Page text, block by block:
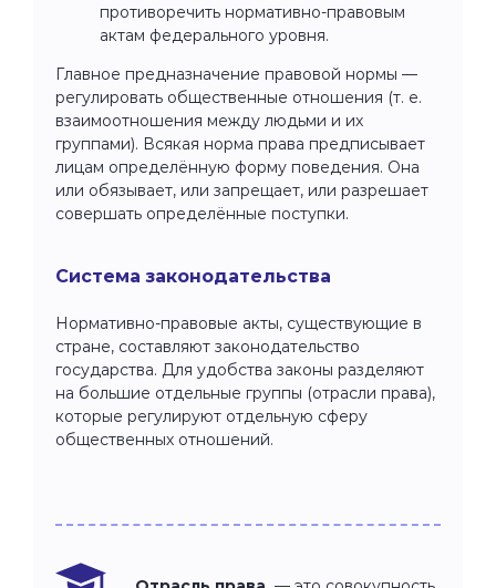
противоречить нормативно-правовым
актам федерального уровня.
Главное предназначение правовой нормы —
регулировать общественные отношения (т. е.
взаимоотношения между людьми и их
группами). Всякая норма права предписывает
лицам определённую форму поведения. Она
или обязывает, или запрещает, или разрешает
совершать определённые поступки.
Система законодательства
Нормативно-правовые акты, существующие в
стране, составляют законодательство
государства. Для удобства законы разделяют
на большие отдельные группы (отрасли права),
которые регулируют отдельную сферу
общественных отношений.